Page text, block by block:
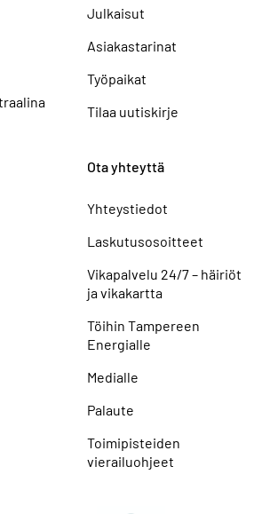
Julkaisut
Asiakastarinat
Työpaikat
Tilaa uutiskirje
Ota yhteyttä
Yhteystiedot
Laskutusosoitteet
Vikapalvelu 24/7 – häiriöt
ja vikakartta
Töihin Tampereen
Energialle
Medialle
Palaute
Toimipisteiden
vierailuohjeet